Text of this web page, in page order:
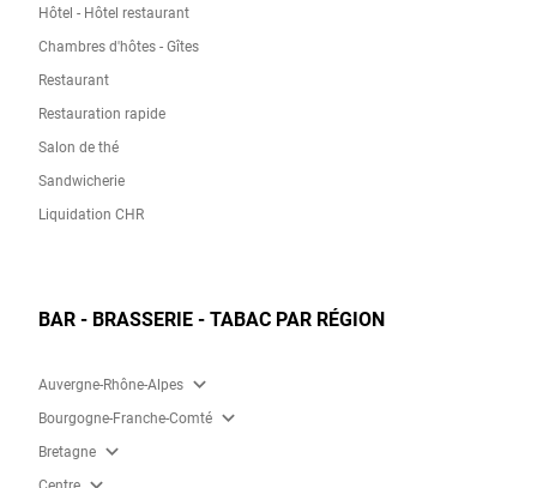
Hôtel - Hôtel restaurant
Chambres d'hôtes - Gîtes
Restaurant
Restauration rapide
Salon de thé
Sandwicherie
Liquidation CHR
BAR - BRASSERIE - TABAC PAR RÉGION
Auvergne-Rhône-Alpes expand_more
Bourgogne-Franche-Comté expand_more
Bretagne expand_more